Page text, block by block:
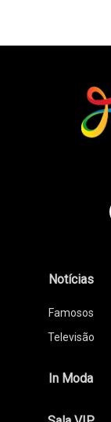
Notícias
Famosos
Televisão
In Moda